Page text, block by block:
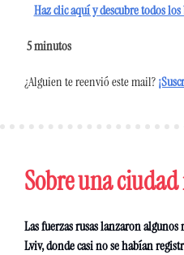
Haz clic aquí y descubre todos
5 minutos
¿Alguien te reenvió este mail?
Sobre una
Las fuerzas rusas lanzaron
Lviv, donde casi no se habían